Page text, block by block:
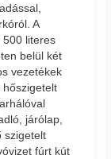
A
500 literes
belül két
vezetékek
hőszigetelt
járólap,
szigetelt
fúrt kút